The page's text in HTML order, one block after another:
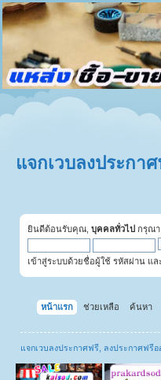
แจกเวบลงประกา
ยินดีต้อนรับคุณ, บุคคลทั่วไป กรุณา
เข้าสู่ระบบด้วยชื่อผู้ใช้ รหัสผ่าน แล
หน้าแรก ช่วยเหลือ ค้นหา
แจกเวบลงประกาศฟรี, ลงประกาศฟรี